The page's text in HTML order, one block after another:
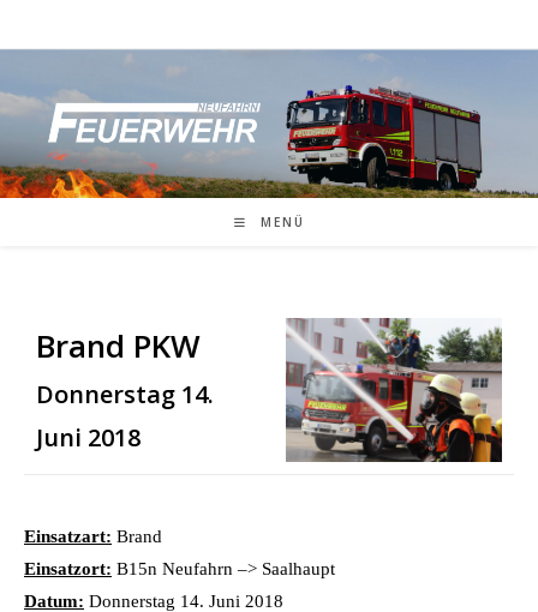
Inhalt
MENÜ
Brand PKW
Donnerstag 14.
Juni 2018
Einsatzart: Brand
Einsatzort: B15n Neufahrn –> Saalhaupt
Datum: Donnerstag 14. Juni 2018